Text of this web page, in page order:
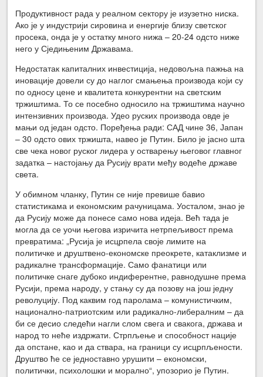
Продуктивност рада у реалном сектору је изузетно ниска.
Ако је у индустрији сировина и енергије близу светског
просека, онда је у остатку много нижа – 20-24 одсто ниже
него у Сједињеним Државама.
Недостатак капиталних инвестиција, недовољна пажња на
иновације довели су до наглог смањења производа који су
по односу цене и квалитета конкурентни на светским
тржиштима. То се посебно односило на тржиштима научно
интензивних производа. Удео руских производа овде је
мањи од један одсто. Поређења ради: САД чине 36, Јапан
– 30 одсто ових тржишта, навео је Путин. Било је јасно шта
све чека новог руског лидера у остварењу његовог главног
задатка – настојању да Русију врати међу водеће државе
света.
У обимном чланку, Путин се није превише бавио
статистикама и економским рачуницама. Уосталом, знао је
да Русију може да понесе само нова идеја. Већ тада је
могла да се уочи његова изричита нетрпељивост према
превратима: „Русија је исцрпела своје лимите на
политичке и друштвено-економске преокрете, катаклизме и
радикалне трансформације. Само фанатици или
политичке снаге дубоко индиферентне, равнодушне према
Русији, према народу, у стању су да позову на још једну
револуцију. Под каквим год паролама – комунистичким,
национално-патриотским или радикално-либералним – да
би се десио следећи нагли слом свега и свакога, држава и
народ то неће издржати. Стрпљење и способност нације
да опстане, као и да ствара, на граници су исцрпљености.
Друштво ће се једноставно урушити – економски,
политички, психолошки и морално“, упозорио је Путин.